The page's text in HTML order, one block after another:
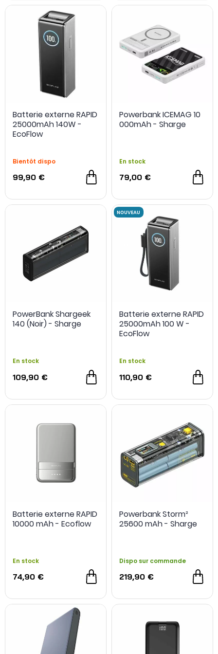
disponibles (USB-A, USB-C, etc.), ainsi que la vitesse de
charge supportée.
Certains modèles sont également dotés de
fonctionnalités de sécurité
avancées pour prévenir la
surcharge, la surchauffe ou les courts-circuits.
L'évolution vers des designs plus
compacts et légers
permet aux utilisateurs de transporter facilement leur
powerbank dans un sac à dos ou une poche, en faisant un
accessoire indispensable pour rester connecté dans un
technologie.
Batterie externe RAPID
25000mAh 140W -
EcoFlow
Bientôt dispo
99,90 €
Powerbank ICEMAG 10
000mAh - Sharge
En stock
79,00 €
PowerBank Shargeek
140 (Noir) - Sharge
En stock
109,90 € NOUVEAU
Batterie externe RAPID
25000mAh 100 W -
EcoFlow
En stock
110,90 €
Batterie externe RAPID
10000 mAh - Ecoflow
En stock
74,90 €
Powerbank Storm²
25600 mAh - Sharge
Dispo sur commande
219,90 €